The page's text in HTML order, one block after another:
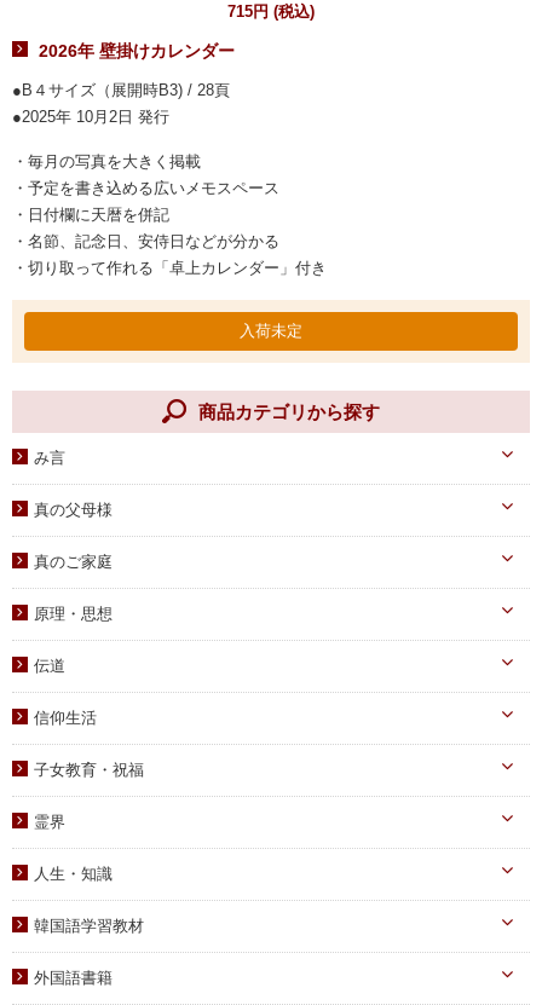
715円 (税込)
2026年 壁掛けカレンダー
B４サイズ（展開時B3) / 28頁
2025年 10月2日 発行
・毎月の写真を大きく掲載
・予定を書き込める広いメモスペース
・日付欄に天暦を併記
・名節、記念日、安侍日などが分かる
・切り取って作れる「卓上カレンダー」付き
入荷未定
商品カテゴリから探す
み言
八大教材・教本関連
摂理のみ言
信仰のみ言
信仰入門
祈祷文集
宣布・講演
真の父母様
真のお母様
生涯路程
自叙伝関連
真のご家庭
原理・思想
統一思想
勝共理論
伝道
原理講義
統一運動
ブックレット
信仰生活
学習教材
祝福・伝統
信仰の証し・教会史
書写
子女教育・祝福
小学生向け
中高生向け
青年向け
霊界
霊界メッセージ
人生・知識
家庭
知識
韓国語学習教材
光の子韓国語教材
外国語書籍